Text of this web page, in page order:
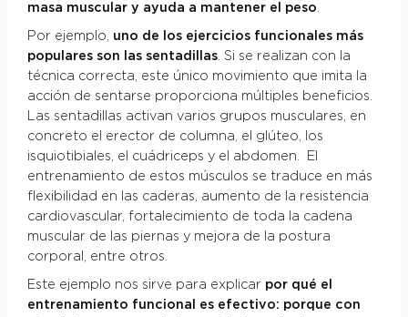
masa muscular y ayuda a mantener el peso
Por ejemplo,
uno de los ejercicios funcionales más
populares son las sentadillas. Si se realizan con la
técnica correcta, este único movimiento que imita la
acción de sentarse proporciona múltiples beneficios.
Las sentadillas activan varios grupos musculares, en
concreto el erector de columna, el glúteo, los
isquiotibiales, el cuádriceps y el abdomen. El
entrenamiento de estos músculos se traduce en más
flexibilidad en las caderas, aumento de la resistencia
cardiovascular, fortalecimiento de toda la cadena
muscular de las piernas y mejora de la postura
corporal, entre otros.
Este ejemplo nos sirve para explicar por qué el
entrenamiento funcional es efectivo: porque con